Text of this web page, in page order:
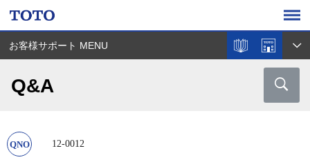
お客様サポート MENU
Q&A
12-0012